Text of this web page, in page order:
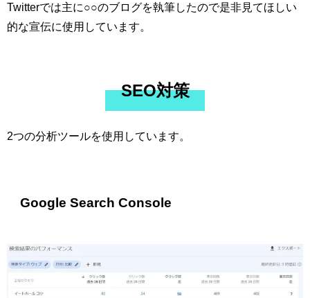
Twitterでは主に○○のブログを執筆したので是非見てほしい
的な宣伝に使用しています。
SEO対策
2つの分析ツールを使用しています。
Google Search Console